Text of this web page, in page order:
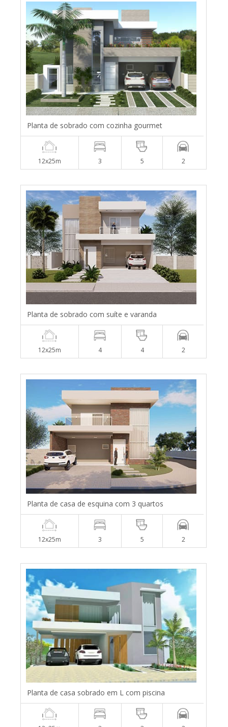
Planta de sobrado com cozinha gourmet
12x25m 3 5 2
Planta de sobrado com suíte e varanda
12x25m 4 4 2
Planta de casa de esquina com 3 quartos
12x25m 3 5 2
Planta de casa sobrado em L com piscina